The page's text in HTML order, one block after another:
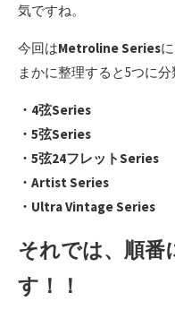
気ですね。
今回はMetroline Series
まかに整理すると5つに
・4弦Series
・5弦Series
・5弦24フレットSeries
・Artist Series
・Ultra Vintage Series
それでは、順番
す！！